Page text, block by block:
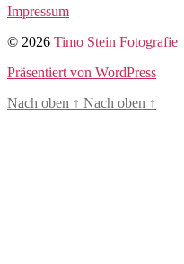
Impressum
© 2026 Timo Stein Fotografie
Präsentiert von WordPress
Nach oben ↑ Nach oben ↑